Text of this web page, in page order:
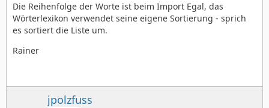
Die Reihenfolge der Worte ist beim Import Egal, das
Wörterlexikon verwendet seine eigene Sortierung - sprich
es sortiert die Liste um.
Rainer
jpolzfuss